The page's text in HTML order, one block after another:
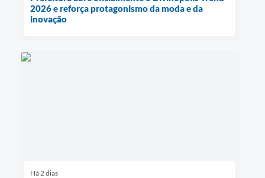
2026 e reforça protagonismo da moda e da
inovação
Há 2 dias